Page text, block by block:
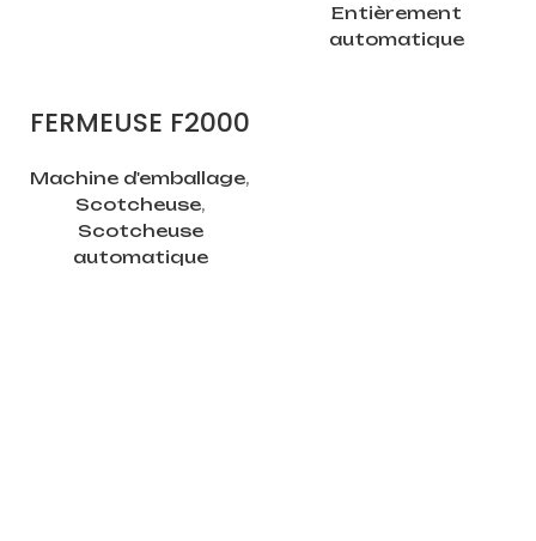
FERMEUSE F2000
Machine d'emballage,
Scotcheuse,
Scotcheuse
automatique
Entièrement
automatique